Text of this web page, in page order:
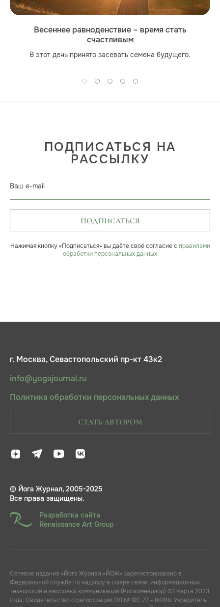
Весеннее равноденствие – время стать
счастливым
В этот день принято засевать семена будущего.
ПОДПИСАТЬСЯ НА
РАССЫЛКУ
Ваш e-mail
ПОДПИСАТЬСЯ
Нажимая кнопку «Подписаться» вы даёте своё согласие с правилами
обработки персональных данных
г. Москва, Севастопольский пр-кт 43к2
info@yogajournal.ru
Политика обработки персональных данных
СТАТЬ АВТОРОМ
© Йога Журнал, 2005-2025
Все права защищены.
Разработка сайта
Renaissance Art Group
Сетевое издание «Йога Журнал «ЙОЖ» зарегистрировано в
Федеральной службе по надзору в сфере связи, информационных
технологий и массовых коммуникаций (Роскомнадзор) 03 марта 2023
года. Свидетельство о регистрации ЭЛ № ФС 77 – 84818. Учредитель